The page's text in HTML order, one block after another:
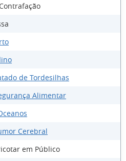
de Tordesilhas
Alimentar
Cerebral
em Público